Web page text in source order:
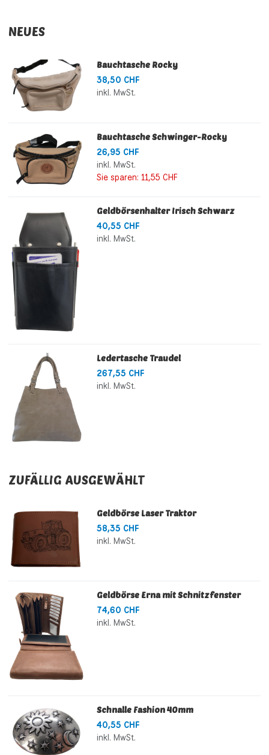
NEUES
Bauchtasche Rocky
38,50 CHF
inkl. MwSt.
Bauchtasche Schwinger-Rocky
26,95 CHF
inkl. MwSt.
Sie sparen: 11,55 CHF
Geldbörsenhalter Irisch Schwarz
40,55 CHF
inkl. MwSt.
Ledertasche Traudel
267,55 CHF
inkl. MwSt.
ZUFÄLLIG AUSGEWÄHLT
Geldbörse Laser Traktor
58,35 CHF
inkl. MwSt.
Geldbörse Erna mit Schnitzfenster
74,60 CHF
inkl. MwSt.
Schnalle Fashion 40mm
40,55 CHF
inkl. MwSt.